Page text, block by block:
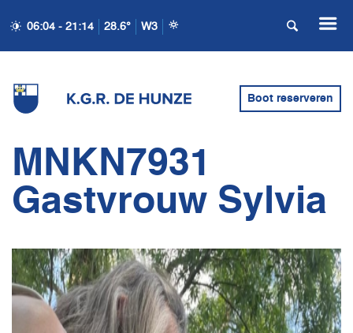
06:04 - 21:14 28.6° W3
Boot reserveren
MNKN7931
Gastvrouw Sylvia